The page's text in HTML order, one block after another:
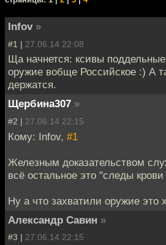
Infov »
#1 | 27.06.14 22:08
Ща начнется: ксивы
оружие вобще Российское :) А
держатся.
Щербина307 »
#2 | 27.06.14 22:15
Кому: Infov, #1
Железным доказательством
всё остальное это "следы
Ну а что захватили оружие это
Александр Савин »
#3 | 27.06.14 22:15